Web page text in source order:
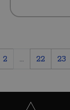
2 ... 22 23